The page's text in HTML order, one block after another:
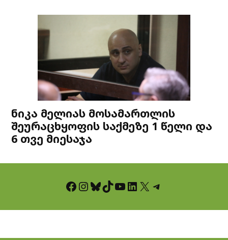
ნიკა მელიას მოსამართლის
შეურაცხყოფის საქმეზე 1 წელი და
6 თვე მიესაჯა
Facebook InstagramBluesky TikTok YouTube LinkedIn X Telegram